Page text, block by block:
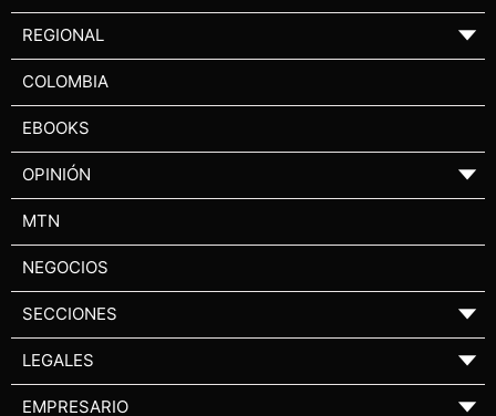
REGIONAL ▼
COLOMBIA
EBOOKS
OPINIÓN ▼
MTN
NEGOCIOS
SECCIONES ▼
LEGALES ▼
EMPRESARIO ▼